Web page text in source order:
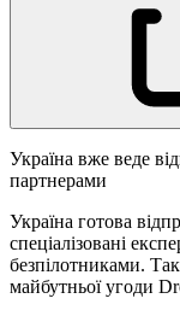
Україна вже веде
партнерами
Україна готова
спеціалізовані
безпілотниками.
майбутньої угоди